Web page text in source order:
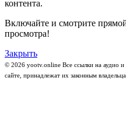
контента.
Включайте и смотрите
просмотра!
Закрыть
© 2026 yootv.online Все ссылки на аудио
сайте, принадлежат их законным